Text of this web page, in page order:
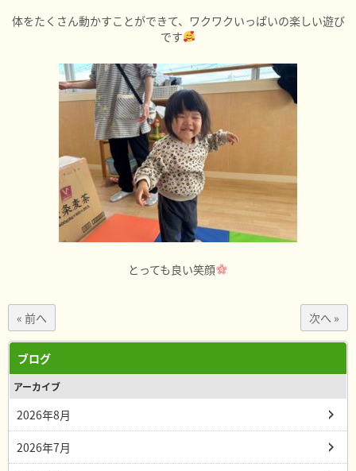
体をたくさん動かすことができて、ワクワクいっぱいの楽しい遊び
です
とっても良い笑顔
« 前へ 次へ »
ブログ
アーカイブ
2026年8月
2026年7月